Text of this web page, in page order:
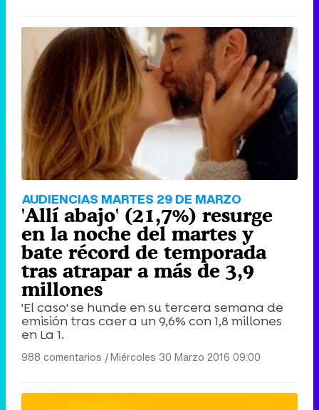
AUDIENCIAS MARTES 29 DE MARZO
'Allí abajo' (21,7%) resurge
en la noche del martes y
bate récord de temporada
tras atrapar a más de 3,9
millones
'El caso' se hunde en su tercera semana de
emisión tras caer a un 9,6% con 1,8 millones
en La 1.
988 comentarios |Miércoles 30 Marzo 2016 09:00